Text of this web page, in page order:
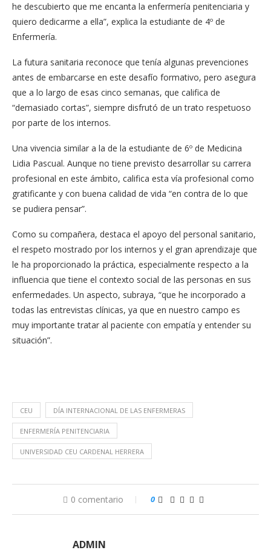
he descubierto que me encanta la enfermería penitenciaria y
quiero dedicarme a ella”, explica la estudiante de 4º de
Enfermería.
La futura sanitaria reconoce que tenía algunas prevenciones
antes de embarcarse en este desafío formativo, pero asegura
que a lo largo de esas cinco semanas, que califica de
“demasiado cortas”, siempre disfrutó de un trato respetuoso
por parte de los internos.
Una vivencia similar a la de la estudiante de 6º de Medicina
Lidia Pascual. Aunque no tiene previsto desarrollar su carrera
profesional en este ámbito, califica esta vía profesional como
gratificante y con buena calidad de vida “en contra de lo que
se pudiera pensar”.
Como su compañera, destaca el apoyo del personal sanitario,
el respeto mostrado por los internos y el gran aprendizaje que
le ha proporcionado la práctica, especialmente respecto a la
influencia que tiene el contexto social de las personas en sus
enfermedades. Un aspecto, subraya, “que he incorporado a
todas las entrevistas clínicas, ya que en nuestro campo es
muy importante tratar al paciente con empatía y entender su
situación”.
CEU DÍA INTERNACIONAL DE LAS ENFERMERAS
ENFERMERÍA PENITENCIARIA
UNIVERSIDAD CEU CARDENAL HERRERA
0 comentario 0
ADMIN